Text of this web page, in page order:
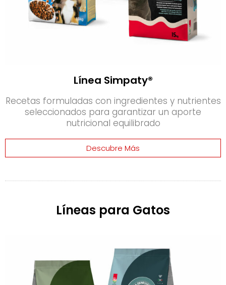
Línea Simpaty®
Recetas formuladas con ingredientes y nutrientes
seleccionados para garantizar un aporte
nutricional equilibrado
Descubre Más
Líneas para Gatos